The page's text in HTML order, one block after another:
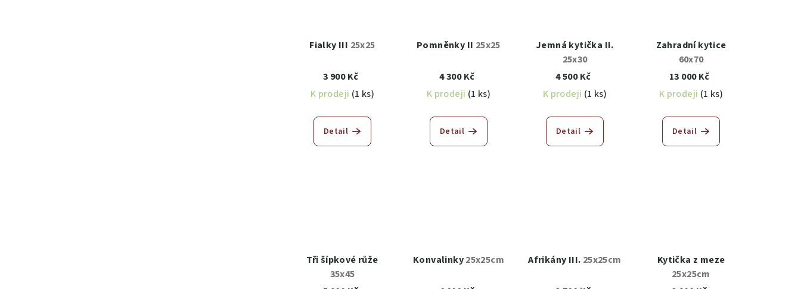
Fialky III 25x25
3 900 Kč
K prodeji (1 ks)
Detail
Pomněnky II 25x25
4 300 Kč
K prodeji (1 ks)
Detail
Jemná kytička II.
25x30
4 500 Kč
K prodeji (1 ks)
Detail
Zahradní kytice
60x70
13 000 Kč
K prodeji (1 ks)
Detail
Tři šípkové růže
35x45
Konvalinky25x25cm Afrikány III. 25x25cm
Kytička z meze
25x25cm